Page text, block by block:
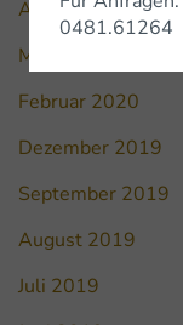
April 2020
März 2020
Februar 2020
Dezember 2019
September 2019
August 2019
Juli 2019
0481.61264